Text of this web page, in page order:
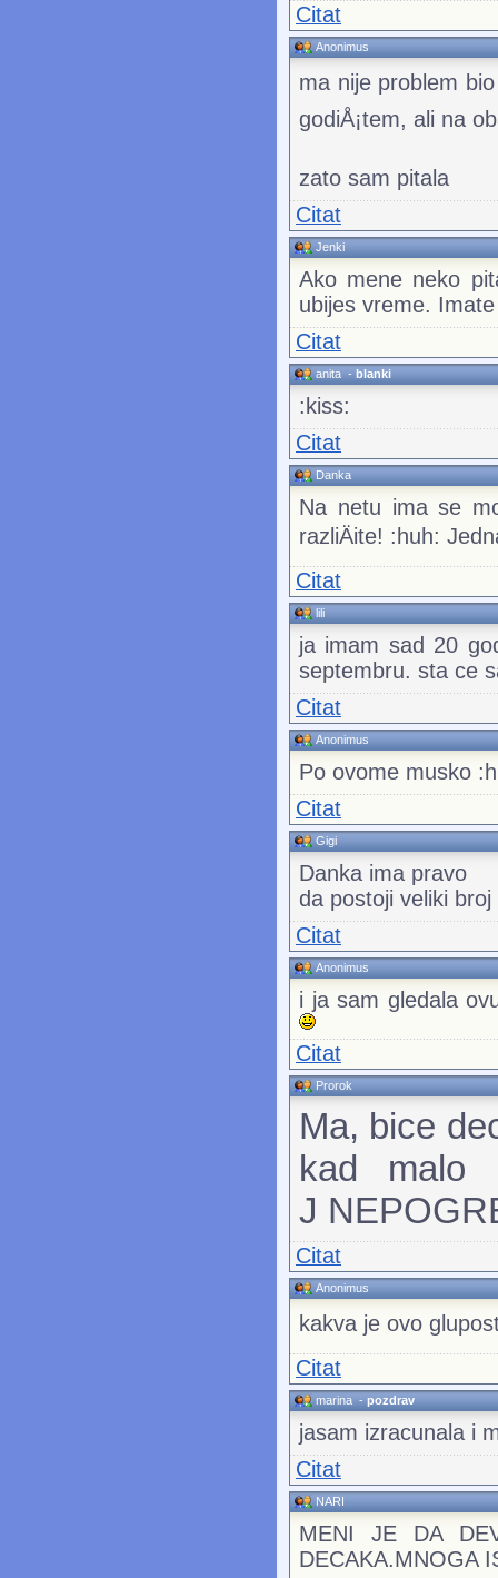
Citat
Anonimus
ma nije problem
godiÅ¡tem, ali na
zato sam pitala
Citat
Jenki
Ako mene neko
ubijes vreme.
Citat
anita - blanki
:kiss:
Citat
Danka
Na netu ima se
razliÄite! :huh:
Citat
lili
ja imam sad 20
septembru. sta ce
Citat
Anonimus
Po ovome musko
Citat
Gigi
Danka ima pravo
da postoji veliki
Citat
Anonimus
i ja sam gledala
Citat
Prorok
Ma, bice
kad malo
J
Citat
Anonimus
kakva je ovo
Citat
marina - pozdrav
jasam izracunala i
Citat
NARI
MENI JE DA
DECAKA.MNOGA